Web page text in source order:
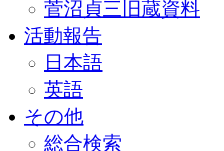
菅沼貞三旧蔵資料
活動報告
日本語
英語
その他
総合検索